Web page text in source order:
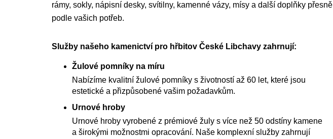
rámy, sokly, nápisní desky, svítilny, kamenné vázy, mísy a další doplňky přesně
podle vašich potřeb.
Služby našeho kamenictví pro hřbitov České Libchavy zahrnují:
Žulové pomníky na míru
Nabízíme kvalitní žulové pomníky s životností až 60 let, které jsou
estetické a přizpůsobené vašim požadavkům.
Urnové hroby
Urnové hroby vyrobené z prémiové žuly s více než 50 odstíny kamene
a širokými možnostmi opracování. Naše komplexní služby zahrnují